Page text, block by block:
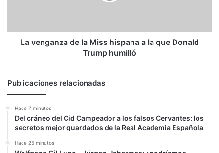
que
DonaldLa venganza de la Miss hispana a la que Donald
Trump humilló
Publicaciones relacionadas
Hace 7 minutos
Del cráneo del Cid Campeador a los falsos Cervantes: los
secretos mejor guardados de la Real Academia Española
Hace 25 minutos